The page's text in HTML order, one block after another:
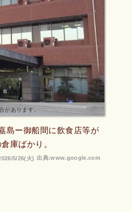
があります。
島ー御船間に飲食店等が
庫ばかり。
出典:www.google.com
5/26(火)